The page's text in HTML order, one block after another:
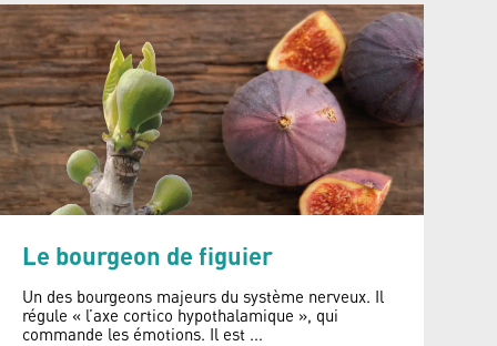
Le bourgeon de figuier
Un des bourgeons majeurs du système nerveux. Il
régule « l’axe cortico hypothalamique », qui
commande les émotions. Il est ...